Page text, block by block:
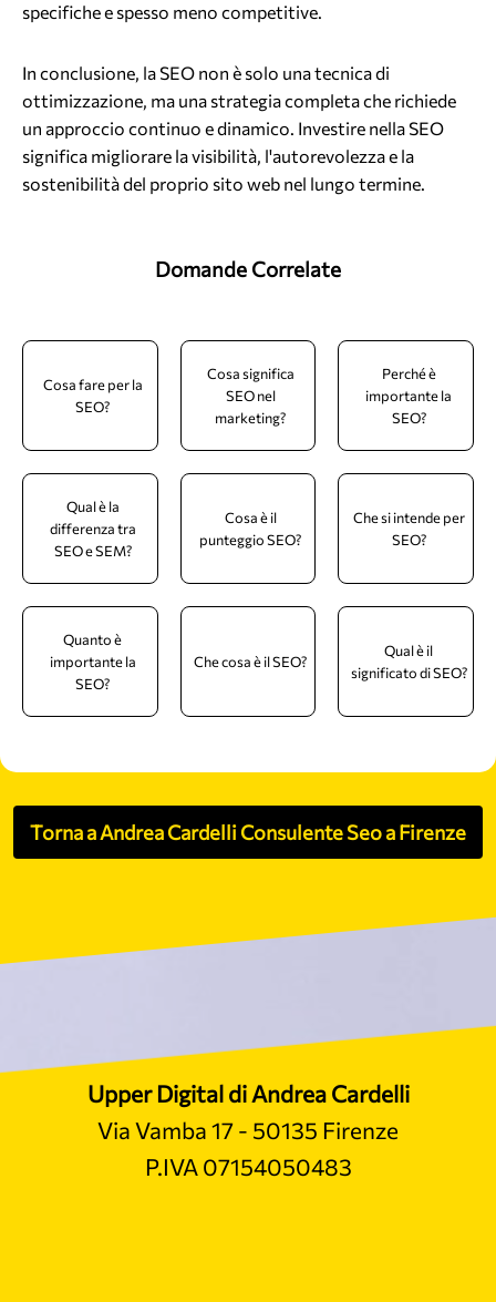
specifiche e spesso meno competitive.
In conclusione, la SEO non è solo una tecnica di
ottimizzazione, ma una strategia completa che richiede
un approccio continuo e dinamico. Investire nella SEO
significa migliorare la visibilità, l'autorevolezza e la
sostenibilità del proprio sito web nel lungo termine.
Domande Correlate
Cosa fare per la
SEO?
Cosa significa
SEO nel
marketing?
Perché è
importante la
SEO?
Qual è la
differenza tra
SEO e SEM?
Cosa è il
punteggio SEO?
Che si intende per
SEO?
Quanto è
importante la
SEO?
Che cosa è il SEO?
Qual è il
significato di SEO?
Torna a Andrea Cardelli Consulente Seo a Firenze
Upper Digital di Andrea Cardelli
Via Vamba 17 - 50135 Firenze
P.IVA 07154050483